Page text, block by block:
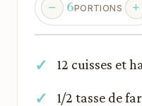
6PORTIONS
12 cuisses et
1/2 tasse de